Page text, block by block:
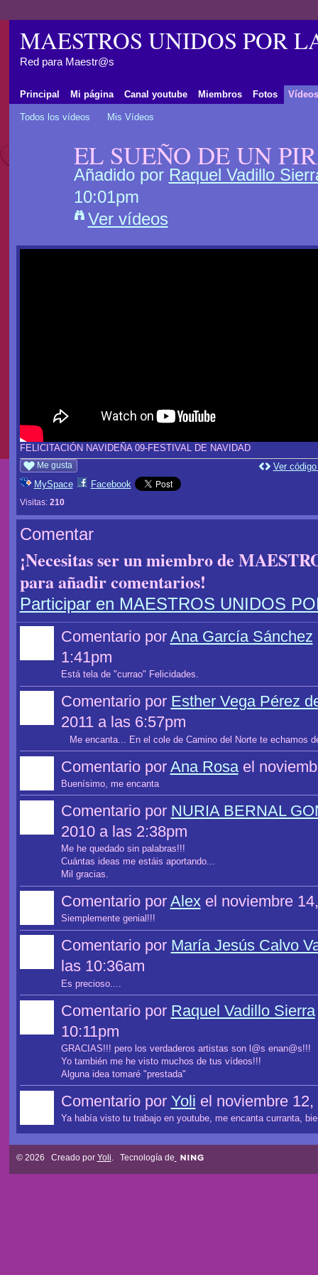
MAESTROS UNIDOS POR
Red para Maestr@s
Principal Mi página Canal youtube Miembros Fotos Vídeos
Todos los vídeos Mis Vídeos
EL SUEÑO DE UN
Añadido por Raquel Vadillo
10:01pm
Ver vídeos
FELICITACIÓN NAVIDEÑA 09-FESTIVAL DE NAVIDAD
Me gusta
MySpace Facebook
Visitas: 210
Ver
Comentar
¡Necesitas ser un miembro de
para añadir comentarios!
Participar en MAESTROS UNIDOS
Comentario por Ana García Sánchez
1:41pm
Está tela de "currao" Felicidades.
Comentario por Esther Vega Pérez
2011 a las 6:57pm
Me encanta... En el cole de Camino del Norte te echamos
Comentario por Ana Rosael
Buenísimo, me encanta
Comentario por NURIA BERNAL
2010 a las 2:38pm
Me he quedado sin palabras!!!
Cuántas ideas me estáis aportando...
Mil gracias.
Comentario por Alexel noviembre
Siemplemente genial!!!
Comentario por María Jesús Calvo
las 10:36am
Es precioso....
Comentario por Raquel Vadillo Sierra
10:11pm
GRACIAS!!! pero los verdaderos artistas son l@s enan@s!!!
Yo también me he visto muchos de tus vídeos!!!
Alguna idea tomaré "prestada"
Comentario por Yoli el noviembre
Ya había visto tu trabajo en youtube, me encanta curranta,
© 2026 Creado por Yoli . Tecnología de